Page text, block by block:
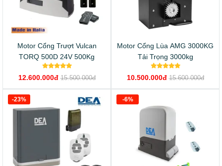
Motor Cổng Trượt Vulcan
TORQ 500D 24V 500Kg
12.600.000đ 15.500.000đ
Motor Cổng Lùa AMG 3000KG
Tải Trọng 3000kg
10.500.000đ 15.600.000đ
-23% -6%